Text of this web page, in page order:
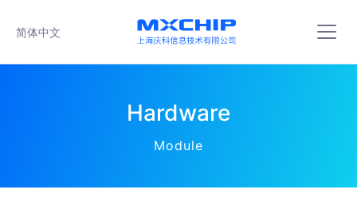
简体中文
Hardware
Module